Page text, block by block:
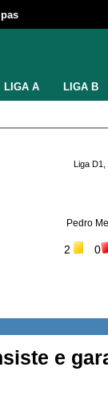
LIGA A LIGA B
Liga D1,
Pedro
2 0
e